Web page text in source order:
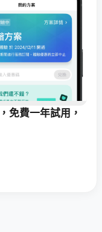
免費一年試用，